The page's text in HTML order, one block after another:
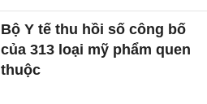
Bộ Y tế thu hồi số công bố
của 313 loại mỹ phẩm quen
thuộc